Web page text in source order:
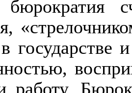
государстве
работу.